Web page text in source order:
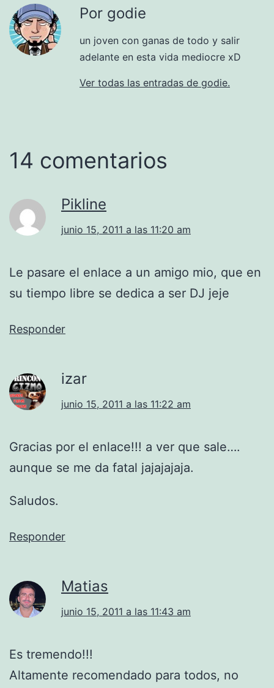
Por godie
un joven con ganas de todo y salir
adelante en esta vida mediocre xD
Ver todas las entradas de godie.
14 comentarios
Pikline
junio 15, 2011 a las 11:20 am
Le pasare el enlace a un amigo mio, que en
su tiempo libre se dedica a ser DJ jeje
Responder
izar
junio 15, 2011 a las 11:22 am
Gracias por el enlace!!! a ver que sale….
aunque se me da fatal jajajajaja.
Saludos.
Responder
Matias
junio 15, 2011 a las 11:43 am
Es tremendo!!!
Altamente recomendado para todos, no